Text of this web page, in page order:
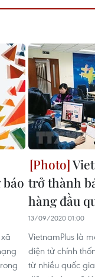
trở thành
hàng đầu
13/09/2020 01:00
VietnamPlus là
điện tử chính
từ nhiều quốc